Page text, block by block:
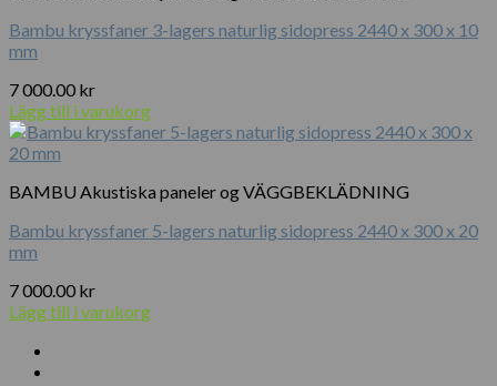
Bambu kryssfaner 3-lagers naturlig sidopress 2440 x 300 x 10
mm
7 000.00 kr
Lägg till i varukorg
BAMBU Akustiska paneler og VÄGGBEKLÄDNING
Bambu kryssfaner 5-lagers naturlig sidopress 2440 x 300 x 20
mm
7 000.00 kr
Lägg till i varukorg